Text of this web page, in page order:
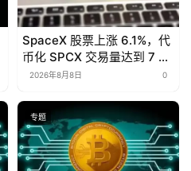
SpaceX 股票上涨 6.1%，代
币化 SPCX 交易量达到 7 亿
美元
2026年8月8日 0
专题